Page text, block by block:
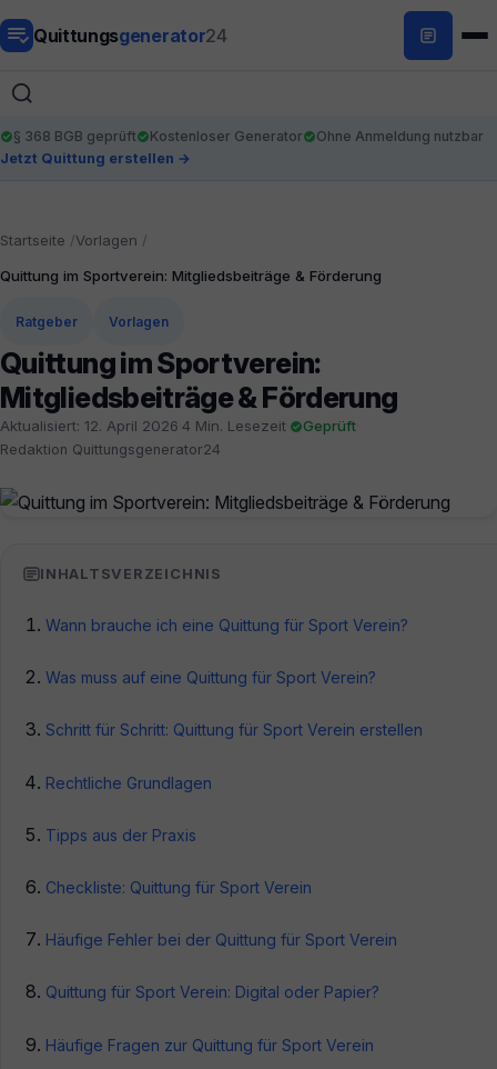
Quittungsgenerator24
§ 368 BGB geprüft Kostenloser Generator
Ohne Anmeldung nutzbar
Jetzt Quittung erstellen →
Startseite
Vorlagen
Quittung im Sportverein: Mitgliedsbeiträge & Förderung
Ratgeber Vorlagen
Quittung im Sportverein:
Mitgliedsbeiträge & Förderung
Aktualisiert: 12. April 2026 4 Min. Lesezeit Geprüft
Redaktion Quittungsgenerator24
INHALTSVERZEICHNIS
Wann brauche ich eine Quittung für Sport Verein?
Was muss auf eine Quittung für Sport Verein?
Schritt für Schritt: Quittung für Sport Verein erstellen
Rechtliche Grundlagen
Tipps aus der Praxis
Checkliste: Quittung für Sport Verein
Häufige Fehler bei der Quittung für Sport Verein
Quittung für Sport Verein: Digital oder Papier?
Häufige Fragen zur Quittung für Sport Verein